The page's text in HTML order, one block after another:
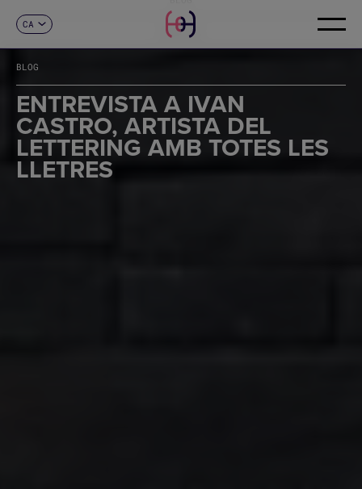
CA
FR
DE
IT
PT
CONTACTE
BLOG
ENTREVISTA A IVAN
CASTRO, ARTISTA DEL
LETTERING AMB TOTES LES
LLETRES